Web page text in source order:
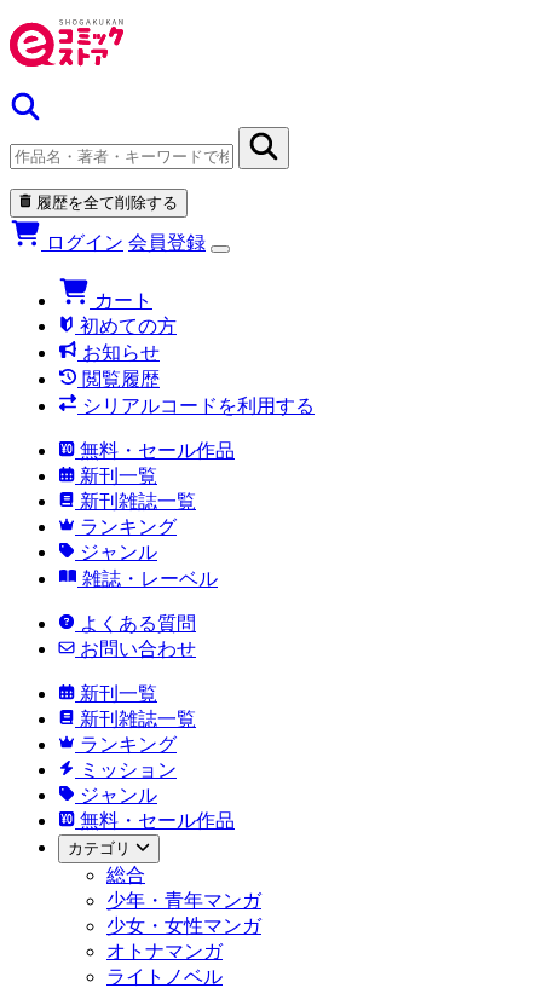
履歴を全て削除する
ログイン 会員登録
カート
初めての方
お知らせ
閲覧履歴
シリアルコードを利用する
無料・セール作品
新刊一覧
新刊雑誌一覧
ランキング
ジャンル
雑誌・レーベル
よくある質問
お問い合わせ
新刊一覧
新刊雑誌一覧
ランキング
ミッション
ジャンル
無料・セール作品
カテゴリ
総合
少年・青年マンガ
少女・女性マンガ
オトナマンガ
ライトノベル